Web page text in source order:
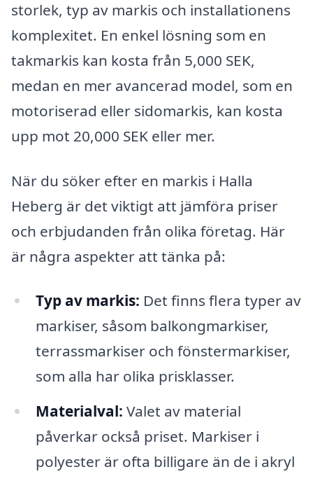
storlek, typ av markis och installationens
komplexitet. En enkel lösning som en
takmarkis kan kosta från 5,000 SEK,
medan en mer avancerad model, som en
motoriserad eller sidomarkis, kan kosta
upp mot 20,000 SEK eller mer.
När du söker efter en markis i Halla
Heberg är det viktigt att jämföra priser
och erbjudanden från olika företag. Här
är några aspekter att tänka på:
Typ av markis: Det finns flera typer av
markiser, såsom balkongmarkiser,
terrassmarkiser och fönstermarkiser,
som alla har olika prisklasser.
Materialval: Valet av material
påverkar också priset. Markiser i
polyester är ofta billigare än de i akryl